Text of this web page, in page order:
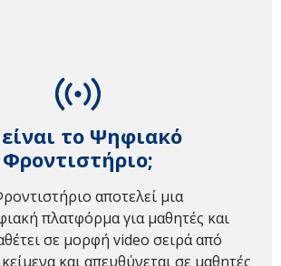
το Ψηφιακό
Φροντιστήριο;
αποτελεί μια
πλατφόρμα για μαθητές και
σε μορφή video σειρά από
και απευθύνεται σε μαθητές